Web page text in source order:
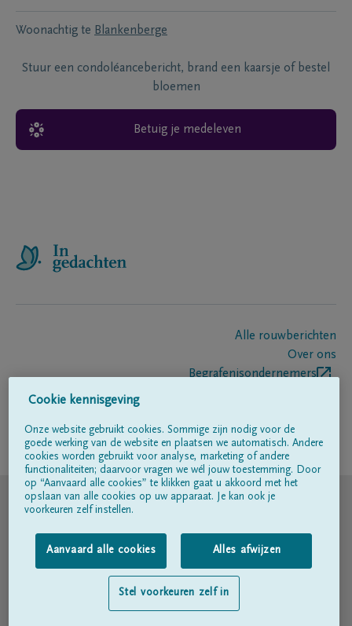
Woonachtig te Blankenberge
Stuur een condoléancebericht, brand een kaarsje of bestel
bloemen
Betuig je medeleven
Alle rouwberichten
Over ons
Begrafenisondernemers
Volg ons op
© DELA
Gebruiksvoorwaarden
Privacyverklaring
Toegankelijkheidsverklaring
Cookie kennisgeving
Onze website gebruikt cookies. Sommige zijn nodig voor de
goede werking van de website en plaatsen we automatisch. Andere
cookies worden gebruikt voor analyse, marketing of andere
functionaliteiten; daarvoor vragen we wél jouw toestemming. Door
op “Aanvaard alle cookies” te klikken gaat u akkoord met het
opslaan van alle cookies op uw apparaat. Je kan ook je
voorkeuren zelf instellen.
Aanvaard alle cookies Alles afwijzen
Stel voorkeuren zelf in